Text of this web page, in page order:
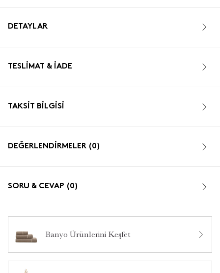
DETAYLAR
TESLIMAT & İADE
TAKSIT BILGISI
DEĞERLENDİRMELER (0)
SORU & CEVAP (0)
Banyo Ürünlerini Keşfet